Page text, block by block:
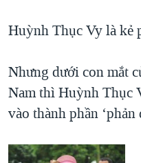
Huỳnh Thục Vy là kẻ
Nhưng dưới con mắt
Nam thì Huỳnh Thục
vào thành phần ‘phản